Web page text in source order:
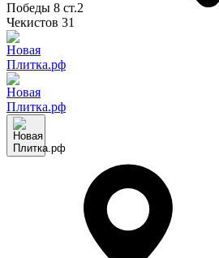
Победы 8 ст.2
Чекистов 31